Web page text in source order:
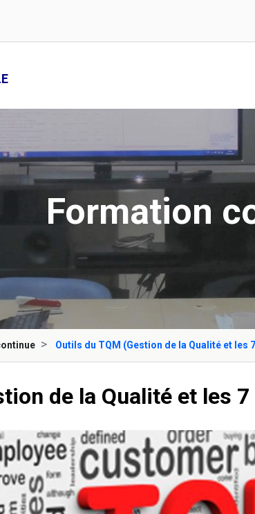
Formation
Outils du TQM (Gestion de la Qualité et les
de la Qualité et les